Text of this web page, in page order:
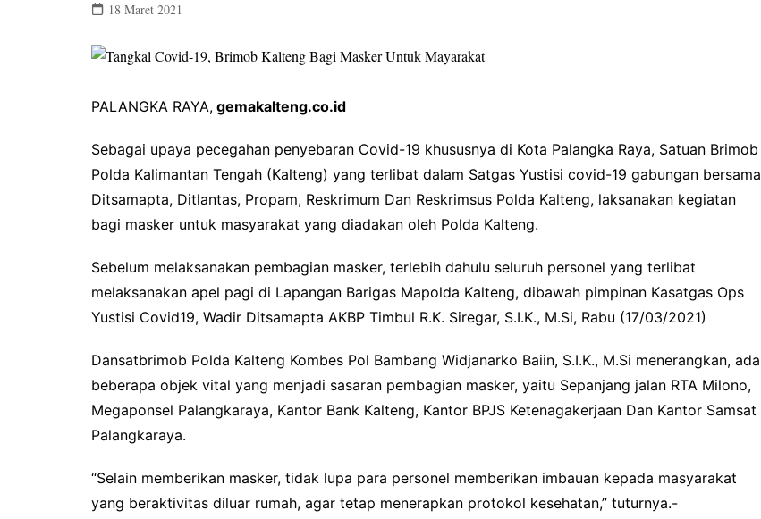
Pemkab Katingan
Pemkab Lamandau
Pemkab Mura
Pemkab Pulang Pisau
Pemkab Sukamara
Pemko Palangka Raya
DPRD Kapuas
DPRD Kotawaringin Timur
DPRD Lamandau
DPRD Murung Raya
DPRD Pulang Pisau
DPRD Seruyan
18 Maret 2021
PALANGKA RAYA, gemakalteng.co.id
Sebagai upaya pecegahan penyebaran Covid-19 khususnya di Kota Palangka Raya, Satuan Brimob
Polda Kalimantan Tengah (Kalteng) yang terlibat dalam Satgas Yustisi covid-19 gabungan bersama
Ditsamapta, Ditlantas, Propam, Reskrimum Dan Reskrimsus Polda Kalteng, laksanakan kegiatan
bagi masker untuk masyarakat yang diadakan oleh Polda Kalteng.
Sebelum melaksanakan pembagian masker, terlebih dahulu seluruh personel yang terlibat
melaksanakan apel pagi di Lapangan Barigas Mapolda Kalteng, dibawah pimpinan Kasatgas Ops
Yustisi Covid19, Wadir Ditsamapta AKBP Timbul R.K. Siregar, S.I.K., M.Si, Rabu (17/03/2021)
Dansatbrimob Polda Kalteng Kombes Pol Bambang Widjanarko Baiin, S.I.K., M.Si menerangkan, ada
beberapa objek vital yang menjadi sasaran pembagian masker, yaitu Sepanjang jalan RTA Milono,
Megaponsel Palangkaraya, Kantor Bank Kalteng, Kantor BPJS Ketenagakerjaan Dan Kantor Samsat
Palangkaraya.
“Selain memberikan masker, tidak lupa para personel memberikan imbauan kepada masyarakat
yang beraktivitas diluar rumah, agar tetap menerapkan protokol kesehatan,” tuturnya.-